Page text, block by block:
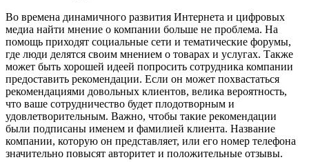
Во времена динамичного развития Интернета и цифровых
медиа найти мнение о компании больше не проблема. На
помощь приходят социальные сети и тематические форумы,
где люди делятся своим мнением о товарах и услугах. Также
может быть хорошей идеей попросить сотрудника компании
предоставить рекомендации. Если он может похвастаться
рекомендациями довольных клиентов, велика вероятность,
что ваше сотрудничество будет плодотворным и
удовлетворительным. Важно, чтобы такие рекомендации
были подписаны именем и фамилией клиента. Название
компании, которую он представляет, или его номер телефона
значительно повысят авторитет и положительные отзывы.